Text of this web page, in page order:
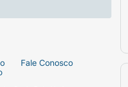
Fale Conosco